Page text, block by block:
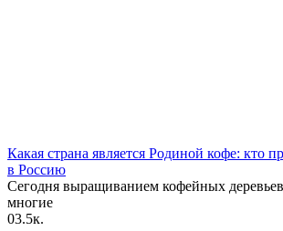
Какая страна является Родиной кофе: кто
в Россию
Сегодня выращиванием кофейных
многие
03.5к.